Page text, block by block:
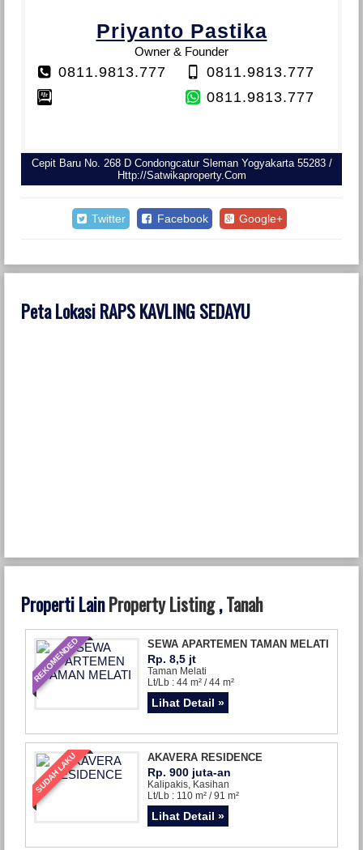
Priyanto Pastika
Owner & Founder
0811.9813.777
0811.9813.777
0811.9813.777
Cepit Baru No. 268 D Condongcatur Sleman Yogyakarta 55283 /
Http://satwikaproperty.com
Twitter Facebook Google+
Peta Lokasi RAPS KAVLING SEDAYU
Properti LainProperty Listing,Tanah
REKOMENDED SEWA APARTEMEN TAMAN MELATI
Rp. 8,5 jt
Taman Melati
Lt/Lb : 44 m² / 44 m²
Lihat Detail »
SUDAH LAKU AKAVERA RESIDENCE
Rp. 900 juta-an
Kalipakis, Kasihan
Lt/Lb : 110 m² / 91 m²
Lihat Detail »